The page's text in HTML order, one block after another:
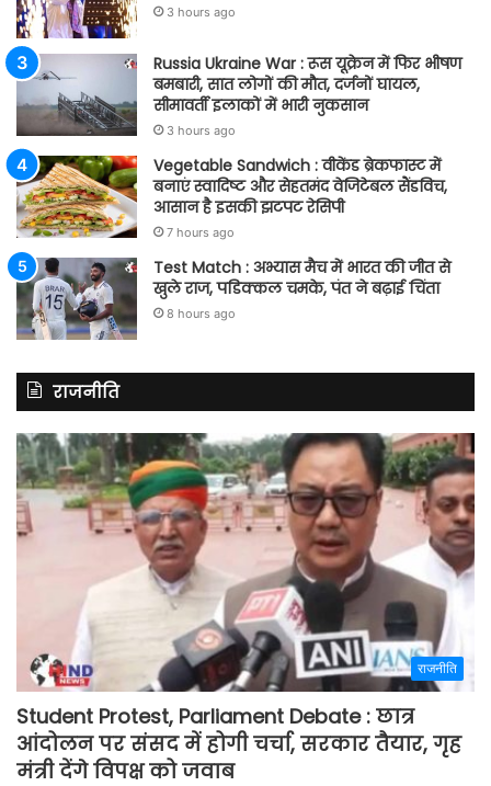
3 hours ago
Russia Ukraine War : रूस यूक्रेन में फिर भीषण
बमबारी, सात लोगों की मौत, दर्जनों घायल,
सीमावर्ती इलाकों में भारी नुकसान
3 hours ago
Vegetable Sandwich : वीकेंड ब्रेकफास्ट में
बनाएं स्वादिष्ट और सेहतमंद वेजिटेबल सैंडविच,
आसान है इसकी झटपट रेसिपी
7 hours ago
Test Match : अभ्यास मैच में भारत की जीत से
खुले राज, पडिक्कल चमके, पंत ने बढ़ाई चिंता
8 hours ago
राजनीति
राजनीति
Student Protest, Parliament Debate : छात्र
आंदोलन पर संसद में होगी चर्चा, सरकार तैयार, गृह
मंत्री देंगे विपक्ष को जवाब